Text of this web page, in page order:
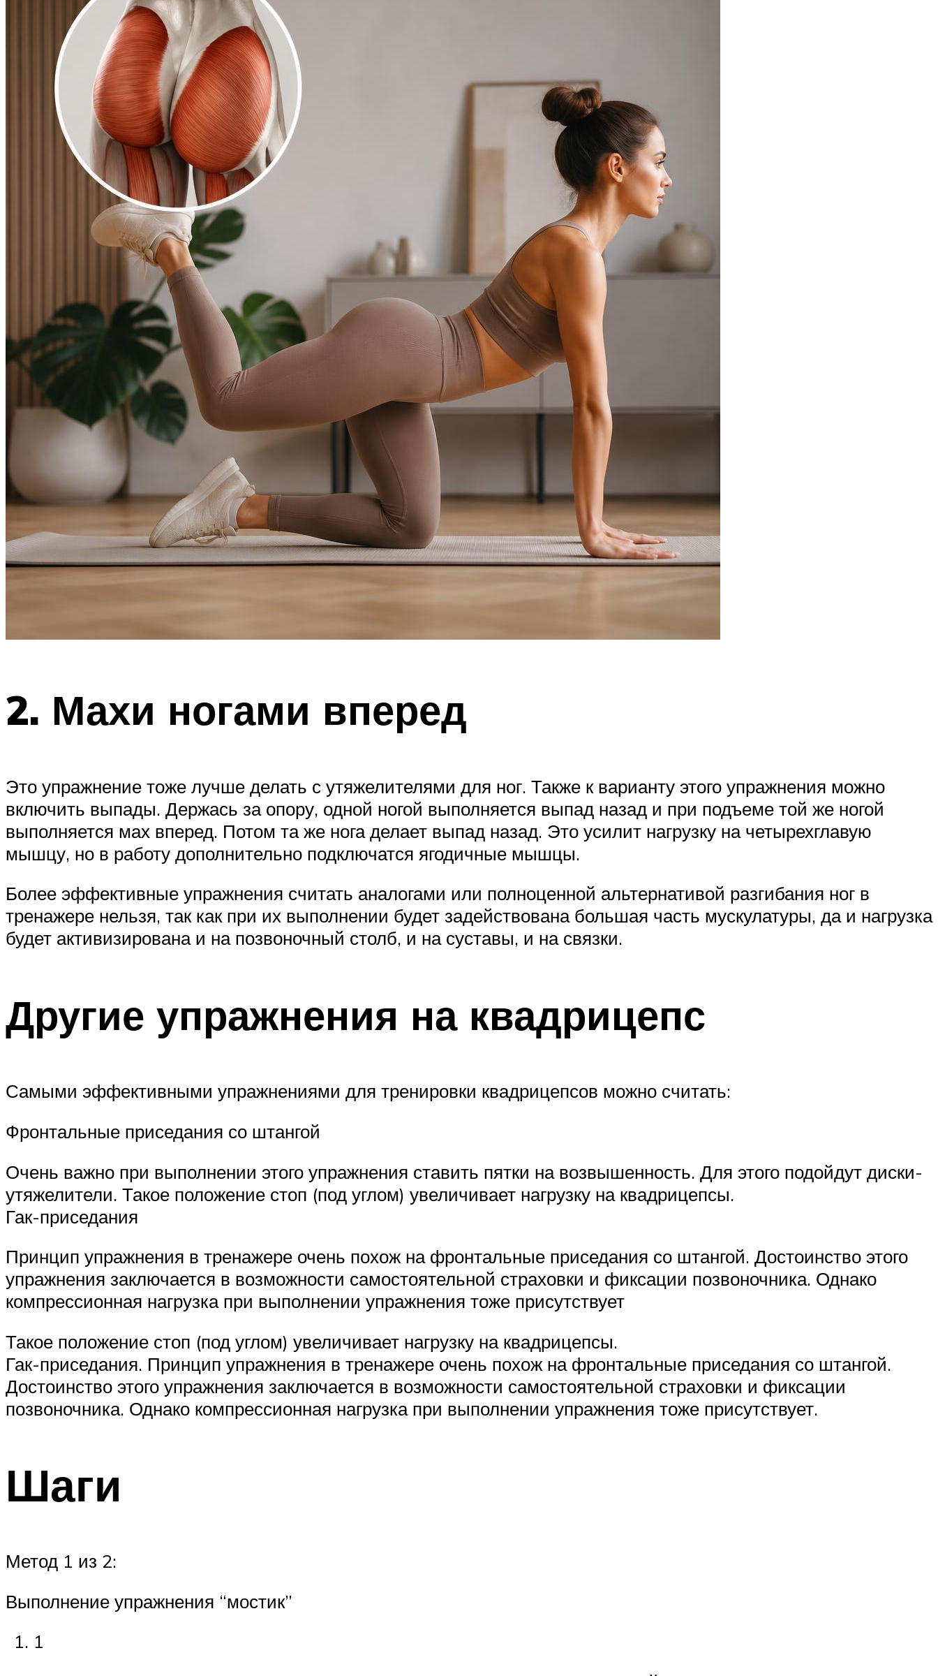
2. Махи ногами вперед
Это упражнение тоже лучше делать с утяжелителями для ног. Также к варианту этого упражнения можно
включить выпады. Держась за опору, одной ногой выполняется выпад назад и при подъеме той же ногой
выполняется мах вперед. Потом та же нога делает выпад назад. Это усилит нагрузку на четырехглавую
мышцу, но в работу дополнительно подключатся ягодичные мышцы.
Более эффективные упражнения считать аналогами или полноценной альтернативой разгибания ног в
тренажере нельзя, так как при их выполнении будет задействована большая часть мускулатуры, да и нагрузка
будет активизирована и на позвоночный столб, и на суставы, и на связки.
Другие упражнения на квадрицепс
Самыми эффективными упражнениями для тренировки квадрицепсов можно считать:
Фронтальные приседания со штангой
Очень важно при выполнении этого упражнения ставить пятки на возвышенность. Для этого подойдут диски-
утяжелители. Такое положение стоп (под углом) увеличивает нагрузку на квадрицепсы.
Гак-приседания
Принцип упражнения в тренажере очень похож на фронтальные приседания со штангой. Достоинство этого
упражнения заключается в возможности самостоятельной страховки и фиксации позвоночника. Однако
компрессионная нагрузка при выполнении упражнения тоже присутствует
Такое положение стоп (под углом) увеличивает нагрузку на квадрицепсы.
Гак-приседания. Принцип упражнения в тренажере очень похож на фронтальные приседания со штангой.
Достоинство этого упражнения заключается в возможности самостоятельной страховки и фиксации
позвоночника. Однако компрессионная нагрузка при выполнении упражнения тоже присутствует.
Шаги
Метод 1 из 2:
Выполнение упражнения “мостик”
1